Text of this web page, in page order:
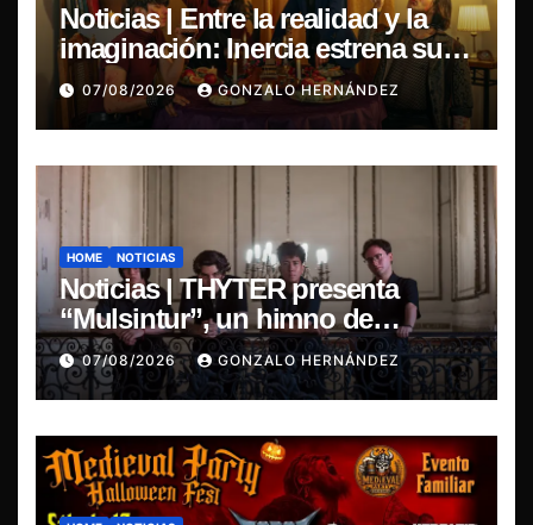
Noticias | Entre la realidad y la
imaginación: Inercia estrena su
primer single “Marilina”
07/08/2026 GONZALO HERNÁNDEZ
HOME NOTICIAS
Noticias | THYTER presenta
“Mulsintur”, un himno de
heavy/power metal inspirado en
Tomás Paniri
07/08/2026 GONZALO HERNÁNDEZ